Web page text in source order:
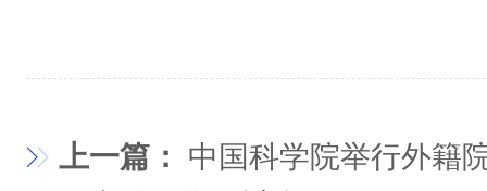
上一篇： 中国科学院举行外籍